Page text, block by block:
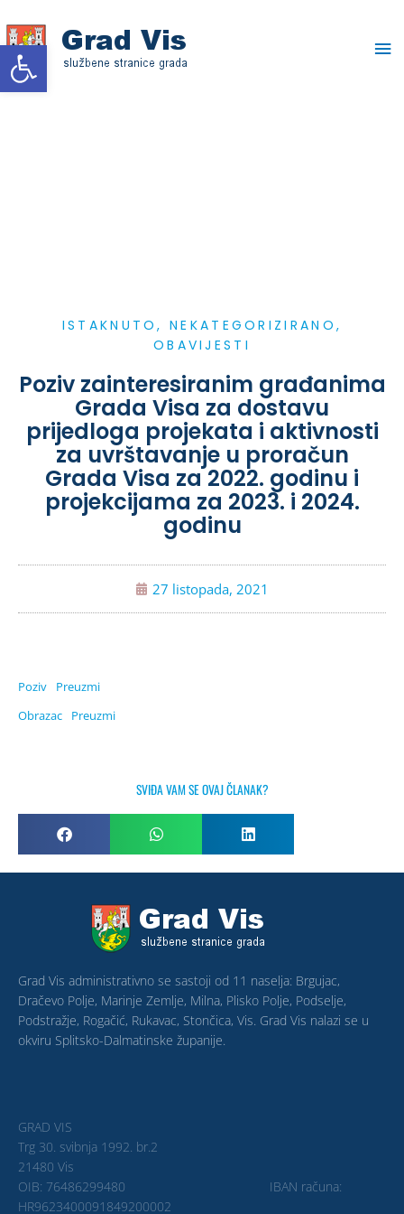
Open toolbar
to
content
ISTAKNUTO,NEKATEGORIZIRANO ,
OBAVIJESTI
Poziv zainteresiranim građanima
Grada Visa za dostavu
prijedloga projekata i aktivnosti
za uvrštavanje u proračun
Grada Visa za 2022. godinu i
projekcijama za 2023. i 2024.
godinu
27 listopada, 2021
Poziv
Preuzmi
Obrazac
Preuzmi
SVIĐA VAM SE OVAJ ČLANAK?
Grad Vis administrativno se sastoji od 11 naselja: Brgujac,
Dračevo Polje, Marinje Zemlje, Milna, Plisko Polje, Podselje,
Podstražje, Rogačić, Rukavac, Stončica, Vis. Grad Vis nalazi se u
okviru Splitsko-Dalmatinske županije.
GRAD VIS
Trg 30. svibnja 1992. br.2
21480 Vis
OIB: 76486299480 IBAN računa:
HR9623400091849200002